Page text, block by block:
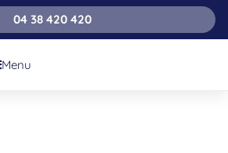
04 38 420 420
Menu